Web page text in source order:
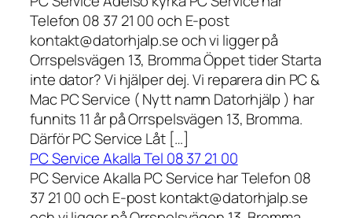
Telefon 08 37 21 00 och E-post
kontakt@datorhjalp.se och vi ligger på
Orrspelsvägen 13, Bromma Öppet tider Starta
inte dator? Vi hjälper dej. Vi reparera din PC &
Mac PC Service ( Nytt namn Datorhjälp ) har
funnits 11 år på Orrspelsvägen 13, Bromma.
Därför PC Service Låt […]
PC Service Akalla Tel 08 37 21 00
PC Service Akalla PC Service har Telefon 08
37 21 00 och E-post kontakt@datorhjalp.se